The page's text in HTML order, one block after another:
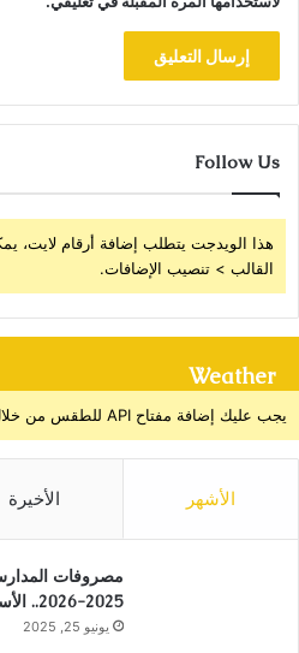
Follow Us
هذا الويدجت يتطلب إضافة أرقام لايت،
القالب > تنصيب الإضافات.
Weather
يجب عليك إضافة مفتاح API للطقس من خلال صفحة إعدادات القالب > الدمج
الأشهر الأخيرة
مصروفات
2025-2026.. الأسعار وطرق السداد
يونيو 25, 2025